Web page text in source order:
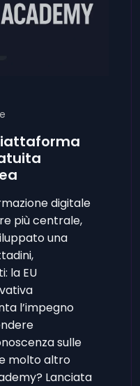
digitale
più centrale,
una
la EU
l’impegno
sulle
molto altro
Lanciata